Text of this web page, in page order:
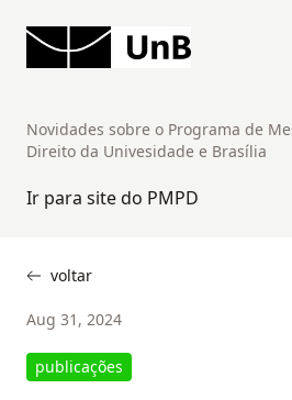
Novidades sobre o Programa de
Direito da Univesidade e Brasília
Ir para site do PMPD
voltar
Aug 31, 2024
publicações